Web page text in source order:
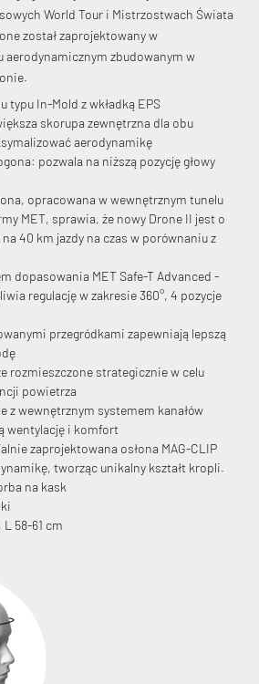
Key Cable
World Tour i Mistrzostwach Świata
został zaprojektowany w
aerodynamicznym zbudowanym w
typu In-Mold z wkładką EPS
skorupa zewnętrzna dla obu
aerodynamikę
pozwala na niższą pozycję głowy
opracowana w wewnętrznym tunelu
MET, sprawia, że ​​nowy Drone II jest o
na 40 km jazdy na czas w porównaniu z
dopasowania MET Safe-T Advanced -
regulację w zakresie 360°, 4 pozycje
przegródkami zapewniają lepszą
rozmieszczone strategicznie w celu
powietrza
z wewnętrznym systemem kanałów
wentylację i komfort
zaprojektowana osłona MAG-CLIP
tworząc unikalny kształt kropli.
na kask
58-61 cm